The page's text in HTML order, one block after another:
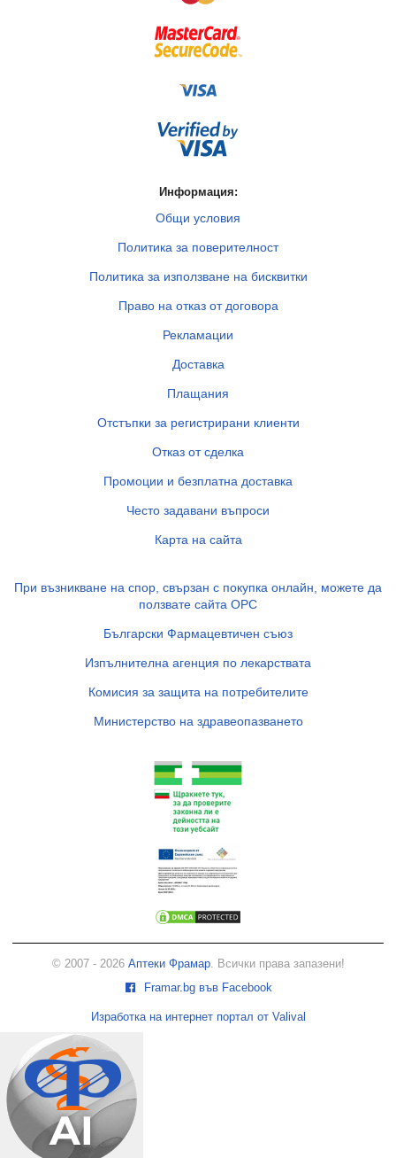
Информация:
Общи условия
Политика за поверителност
Политика за използване на бисквитки
Право на отказ от договора
Рекламации
Доставка
Плащания
Отстъпки за регистрирани клиенти
Отказ от сделка
Промоции и безплатна доставка
Често задавани въпроси
Карта на сайта
При възникване на спор, свързан с покупка онлайн, можете да
ползвате сайта ОРС
Български Фармацевтичен съюз
Изпълнителна агенция по лекарствата
Комисия за защита на потребителите
Министерство на здравеопазването
© 2007 - 2026 Аптеки Фрамар. Всички права запазени!
Framar.bg във Facebook
Изработка на интернет портал от Valival